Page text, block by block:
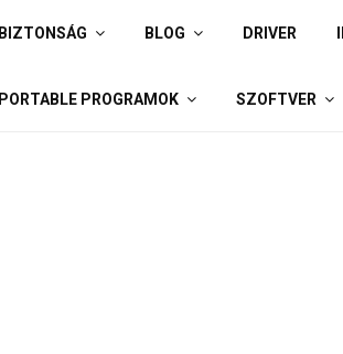
BIZTONSÁG BLOG DRIVER
PORTABLE PROGRAMOK SZOFTVER